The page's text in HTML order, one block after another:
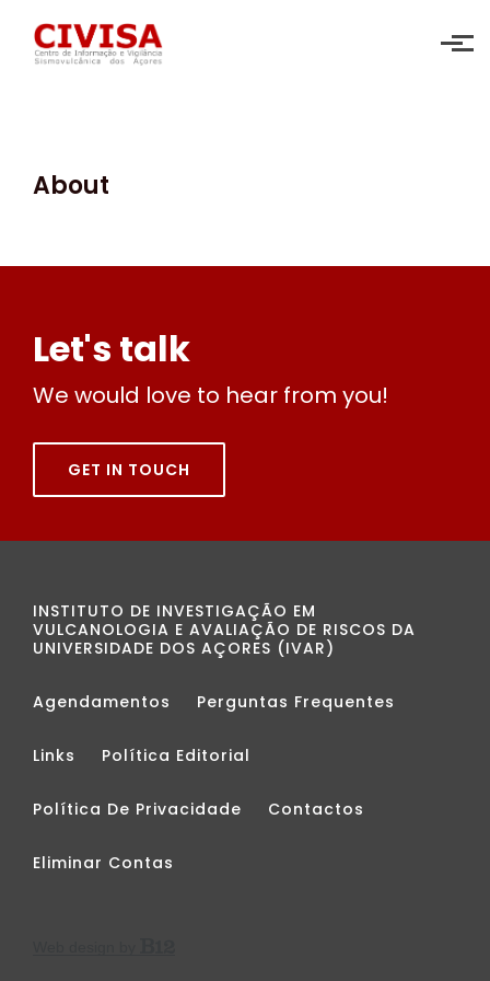
Skip to main content
About
Let's talk
We would love to hear from you!
GET IN TOUCH
INSTITUTO DE INVESTIGAÇÃO EM
VULCANOLOGIA E AVALIAÇÃO DE RISCOS DA
UNIVERSIDADE DOS AÇORES (IVAR)
Agendamentos Perguntas Frequentes
Links Política Editorial
Política De Privacidade Contactos
Eliminar Contas